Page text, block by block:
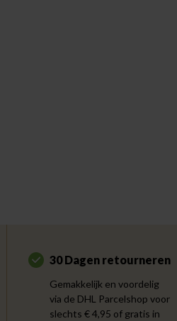
30 Dagen retourneren
Gemakkelijk en voordelig
via de DHL Parcelshop voor
slechts € 4,95 of gratis in